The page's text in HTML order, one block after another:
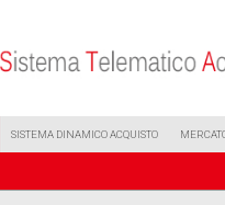
SISTEMA DINAMICO ACQUISTO